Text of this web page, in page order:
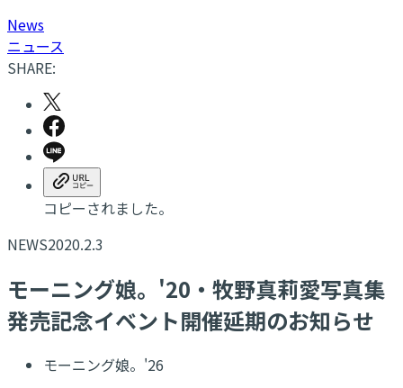
News
ニュース
SHARE:
コピーされました。
NEWS2020.2.3
モーニング娘。'20・牧野真莉愛写真集
発売記念イベント開催延期のお知らせ
モーニング娘。'26